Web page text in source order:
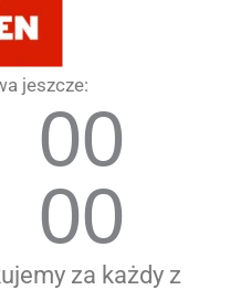
jeszcze:
00
00
za każdy z